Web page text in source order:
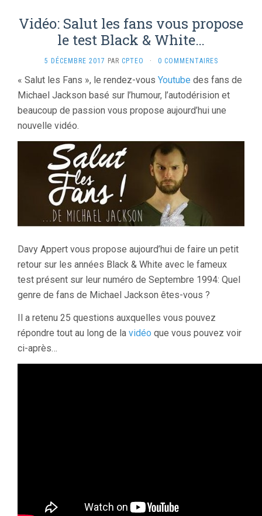
Vidéo: Salut les fans vous propose
le test Black & White…
5 DÉCEMBRE 2017 PAR CPTEO · 0 COMMENTAIRES
« Salut les Fans », le rendez-vous Youtube des fans de
Michael Jackson basé sur l’humour, l’autodérision et
beaucoup de passion vous propose aujourd’hui une
nouvelle vidéo.
Davy Appert vous propose aujourd’hui de faire un petit
retour sur les années Black & White avec le fameux
test présent sur leur numéro de Septembre 1994: Quel
genre de fans de Michael Jackson êtes-vous ?
Il a retenu 25 questions auxquelles vous pouvez
répondre tout au long de la vidéo que vous pouvez voir
ci-après…